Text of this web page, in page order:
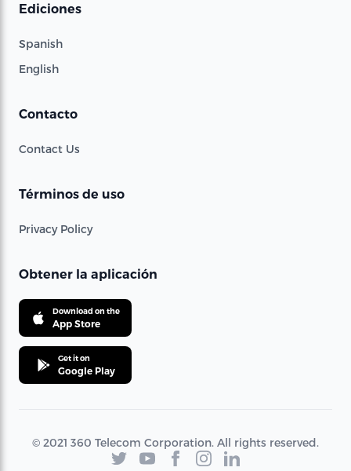
Ediciones
Spanish
English
Contacto
Contact Us
Términos de uso
Privacy Policy
Obtener la aplicación
Download on the
App Store
Get it on
Google Play
© 2021 360 Telecom Corporation. All rights reserved.